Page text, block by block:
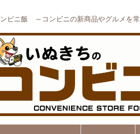
ビニ飯 ～コンビニの新商品やグルメを